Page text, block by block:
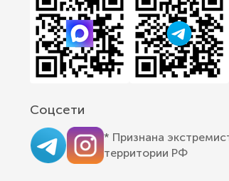
Соцсети
* Признана
территории РФ